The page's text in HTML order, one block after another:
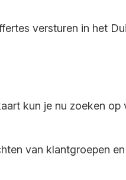
versturen in het
kun je nu zoeken
van klantgroepen